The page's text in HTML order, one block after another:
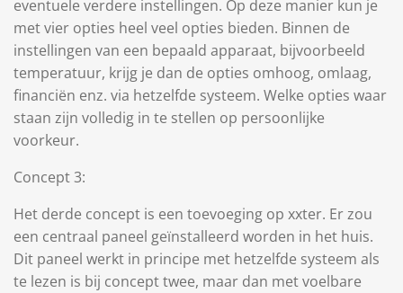
eventuele verdere instellingen. Op deze manier kun je
met vier opties heel veel opties bieden. Binnen de
instellingen van een bepaald apparaat, bijvoorbeeld
temperatuur, krijg je dan de opties omhoog, omlaag,
financiën enz. via hetzelfde systeem. Welke opties waar
staan zijn volledig in te stellen op persoonlijke
voorkeur.
Concept 3:
Het derde concept is een toevoeging op xxter. Er zou
een centraal paneel geïnstalleerd worden in het huis.
Dit paneel werkt in principe met hetzelfde systeem als
te lezen is bij concept twee, maar dan met voelbare